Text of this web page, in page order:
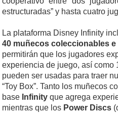
estructuradas” y hasta cuatro
La plataforma Disney Infinity
40 muñecos coleccionables
permitirán que los jugadores
experiencia de juego, así como
pueden ser usadas para traer
“Toy Box”. Tanto los muñecos
base Infinity que agrega
mientras que los Power Discs